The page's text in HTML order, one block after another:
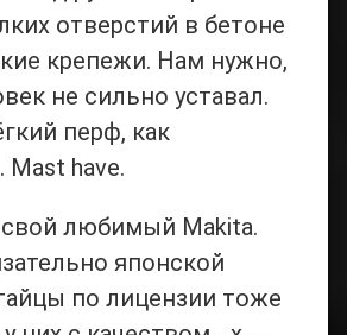
отверстий в бетоне
крепежи. Нам нужно,
не сильно уставал.
перф, как
Mast have.
любимый Makita.
японской
по лицензии тоже